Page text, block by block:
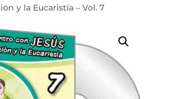
y la Eucaristía – Vol. 7